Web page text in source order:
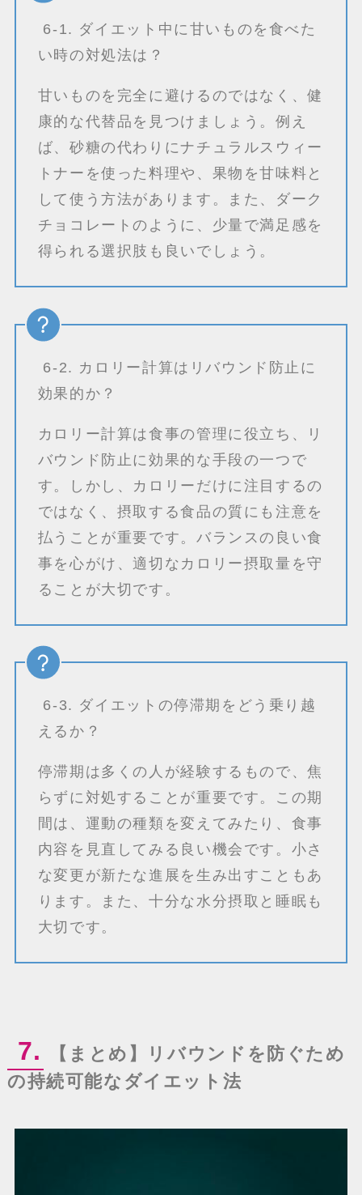
6-1. ダイエット中に甘いものを食べた
い時の対処法は？
甘いものを完全に避けるのではなく、健
康的な代替品を見つけましょう。例え
ば、砂糖の代わりにナチュラルスウィー
トナーを使った料理や、果物を甘味料と
して使う方法があります。また、ダーク
チョコレートのように、少量で満足感を
得られる選択肢も良いでしょう。
6-2. カロリー計算はリバウンド防止に
効果的か？
カロリー計算は食事の管理に役立ち、リ
バウンド防止に効果的な手段の一つで
す。しかし、カロリーだけに注目するの
ではなく、摂取する食品の質にも注意を
払うことが重要です。バランスの良い食
事を心がけ、適切なカロリー摂取量を守
ることが大切です。
6-3. ダイエットの停滞期をどう乗り越
えるか？
停滞期は多くの人が経験するもので、焦
らずに対処することが重要です。この期
間は、運動の種類を変えてみたり、食事
内容を見直してみる良い機会です。小さ
な変更が新たな進展を生み出すこともあ
ります。また、十分な水分摂取と睡眠も
大切です。
7.
【まとめ】リバウンドを防ぐため
の持続可能なダイエット法